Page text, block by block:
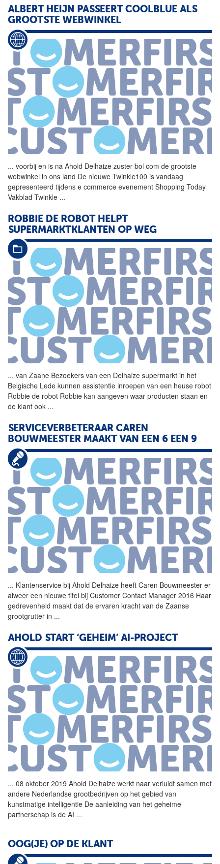
ALBERT HEIJN PASSEERT COOLBLUE ALS
GROOTSTE WEBWINKEL
... voorbij en is na Ahold Delhaize zuster bol com de grootste
webwinkel in ons land De nieuwe Twinkle100 is vandaag
gepresenteerd tijdens e commerce evenement Shopping Today
Vakblad Twinkle ...
ROBBIE DE ROBOT HELPT
SUPERMARKTKLANTEN OP WEG
... van Zaane Bezoekers van een Delhaize supermarkt in het
Belgische Lede kunnen assistentie inroepen van een heuse robot
Robbie de robot Robbie kan aangeven waar producten staan en
de klant ook ...
SERVICEVERBETERAAR CAREN
BOUWMEESTER MAAKT VAN EEN 6 EEN 9
... Klantenservice bij Ahold Delhaize heeft Caren Bouwmeester er
alweer een nieuwe titel bij Customer Contact Manager 2016 Haar
gedrevenheid maakt dat de ervaren kracht van de Zaanse
grootgrutter in ...
AHOLD START ‘GEHEIM’ AI-PROJECT
... 08 oktober 2019 Ahold Delhaize werkt naar verluidt samen met
andere Nederlandse grootbedrijven op het gebied van
kunstmatige intelligentie De aanleiding van het geheime
partnerschap is de AI ...
OOG(JE) OP DE KLANT